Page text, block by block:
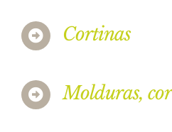
Cortinas
Molduras,